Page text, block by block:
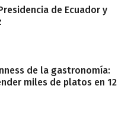
de Ecuador y
de la gastronomía:
miles de platos en 12